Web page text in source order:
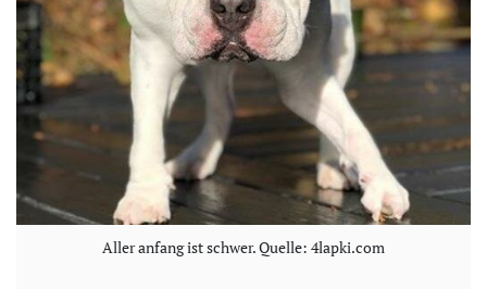
Aller anfang ist schwer. Quelle: 4lapki.com